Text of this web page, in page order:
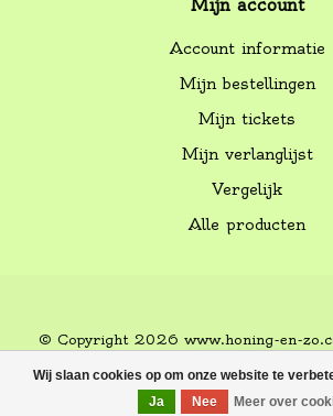
Wij slaan cookies op om onze website te
Ja
Nee Meer over
Mijn account
Account informatie
Mijn bestellingen
Mijn tickets
Mijn verlanglijst
Vergelijk
Alle producten
© Copyright 2026 www.honing-en-
Lightspeed-Lightspeed designby
FILTERS